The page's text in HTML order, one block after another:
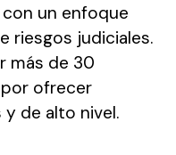
un enfoque
riesgos judiciales.
más de 30
ofrecer
de alto nivel.